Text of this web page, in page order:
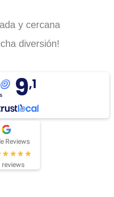
y cercana
diversión!
9,1
Reviews
reviews